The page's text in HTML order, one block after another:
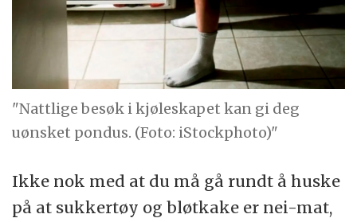
"Nattlige besøk i kjøleskapet kan gi deg
uønsket pondus. (Foto: iStockphoto)"
Ikke nok med at du må gå rundt å huske
på at sukkertøy og bløtkake er nei-mat,